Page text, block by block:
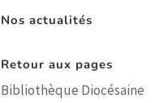
Nos actualités
Retour aux pages
Bibliothèque Diocésaine